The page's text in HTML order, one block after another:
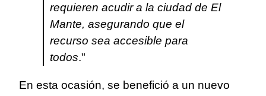
requieren acudir a la ciudad de El
Mante, asegurando que el
recurso sea accesible para
todos."
En esta ocasión, se benefició a un nuevo